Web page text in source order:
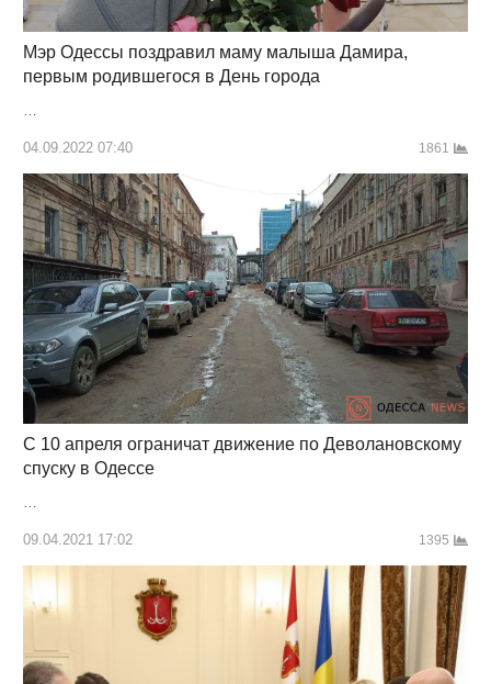
Мэр Одессы поздравил маму малыша Дамира,
первым родившегося в День города
04.09.2022 07:40 1861
С 10 апреля ограничат движение по Деволановскому
спуску в Одессе
…
09.04.2021 17:02 1395